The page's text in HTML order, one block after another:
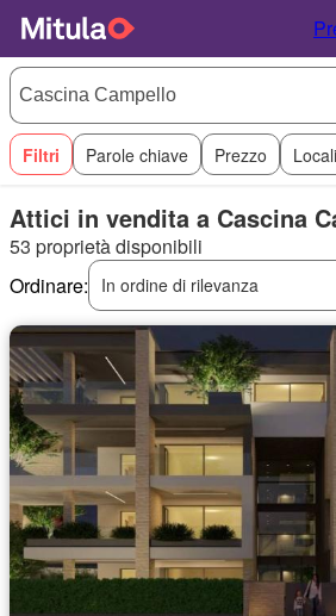
Filtri Parole chiave Prezzo Locali
Attici in vendita a Cascina
53 proprietà disponibili
Ordinare:
In ordine di rilevanza